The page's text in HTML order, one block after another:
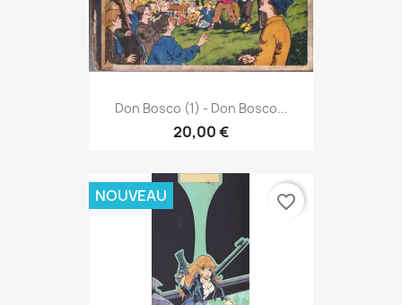
Don Bosco (1) - Don Bosco...
20,00 €
NOUVEAU favorite_border